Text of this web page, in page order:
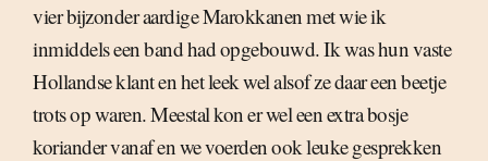
vier bijzonder aardige Marokkanen met wie ik
inmiddels een band had opgebouwd. Ik was hun vaste
Hollandse klant en het leek wel alsof ze daar een beetje
trots op waren. Meestal kon er wel een extra bosje
koriander vanaf en we voerden ook leuke gesprekken